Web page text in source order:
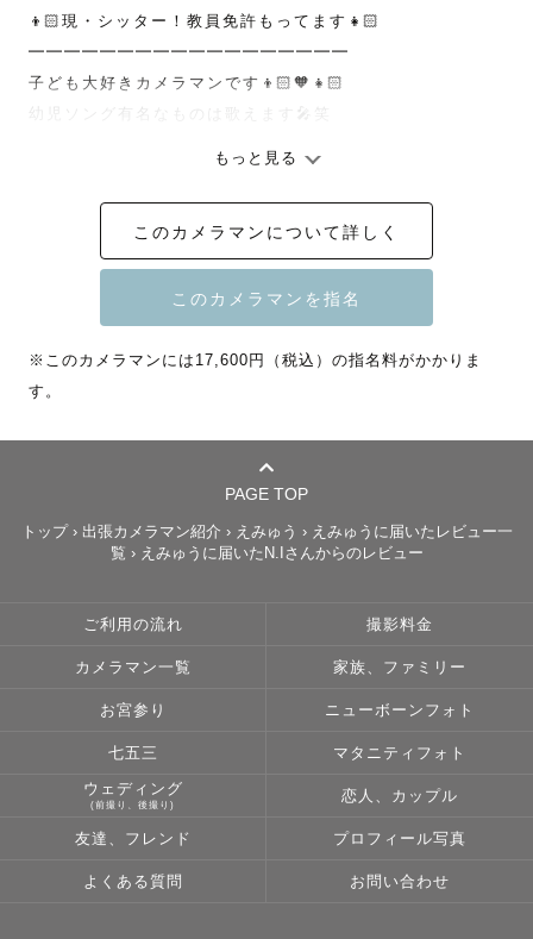
👦🏻現・シッター！教員免許もってます👧🏻
━━━━━━━━━━━━━━━━━━
子ども大好きカメラマンです👦🏻🧡👧🏻
幼児ソング有名なものは歌えます🎤笑
以前は障がいのあるお子様(2~6才)と関わる仕事をしており
現在は写真を生業としております。
また、子どもが好きすぎて月に1~2回ほどはシッターもし
ております◎
🎖️発達凸凹フレンドリー認定の表題インタビュー掲載されま
七五三小物貸し出しあります𓂃 𓈒𓏸
種類）傘３種類、ナンバーボード、紙風船・吹き戻し
〜〜〜〜〜〜〜〜
もっと見る
このカメラマンについて詳しく
※このカメラマンには17,600円（税込）の指名料がかかりま
す。
PAGE TOP
トップ› 出張カメラマン紹介 › えみゅう › えみゅうに届いたレビュー一
覧 › えみゅうに届いたN.Iさんからのレビュー
ご利用の流れ 撮影料金
カメラマン一覧 家族、ファミリー
お宮参り ニューボーンフォト
七五三 マタニティフォト
ウェディング
(前撮り、後撮り)
恋人、カップル
友達、フレンド プロフィール写真
よくある質問 お問い合わせ